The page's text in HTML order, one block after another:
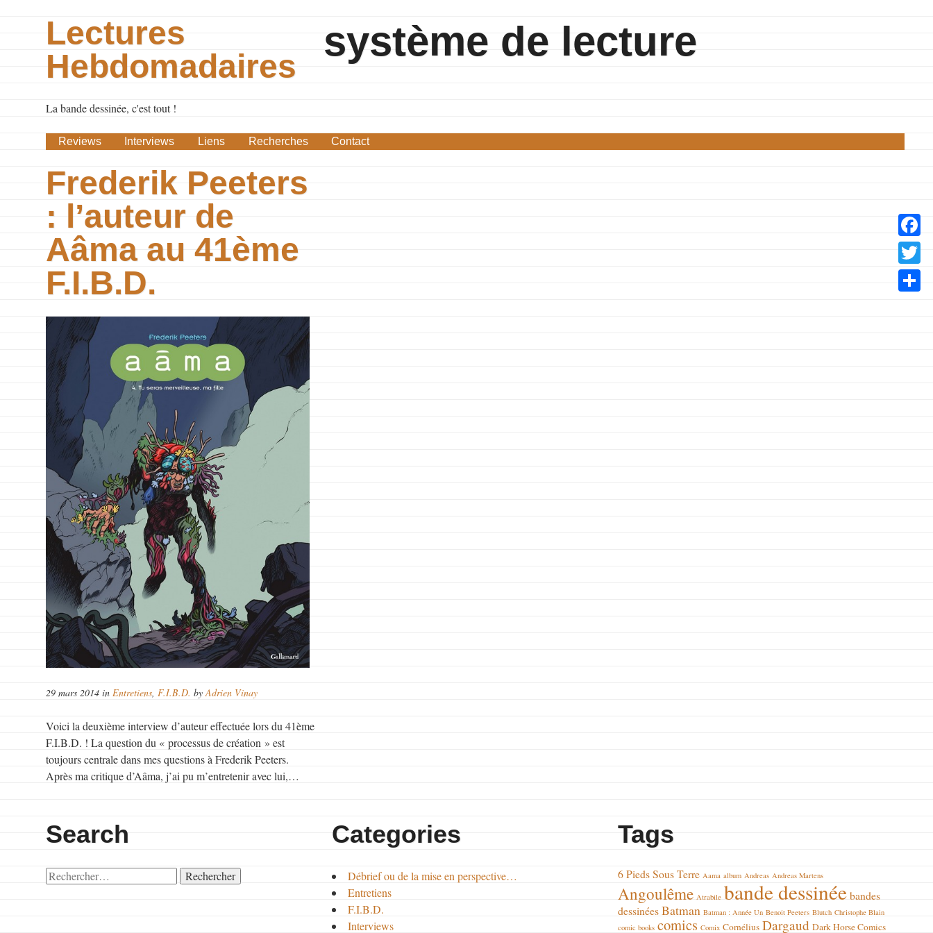
Lectures
Hebdomadaires
La bande dessinée, c'est tout !
système de lecture
Reviews Interviews Liens Recherches Contact
Frederik Peeters
: l’auteur de
Aâma au 41ème
F.I.B.D.
29 mars 2014 inEntretiens,F.I.B.D. byAdrien Vinay
Voici la deuxième interview d’auteur effectuée lors du 41ème
F.I.B.D. ! La question du « processus de création » est
toujours centrale dans mes questions à Frederik Peeters.
Après ma critique d’Aâma, j’ai pu m’entretenir avec lui,…
Search
Rechercher :
Categories
Débrief ou de la mise en perspective…
Entretiens
F.I.B.D.
Interviews
Tags
6 Pieds Sous Terre Aama album Andreas Andreas Martens
Angoulême Atrabile bande dessinée bandes
dessinées Batman Batman : Année Un Benoit Peeters Blutch Christophe Blain
comic books comics Comix Cornélius Dargaud Dark Horse Comics
Twitter